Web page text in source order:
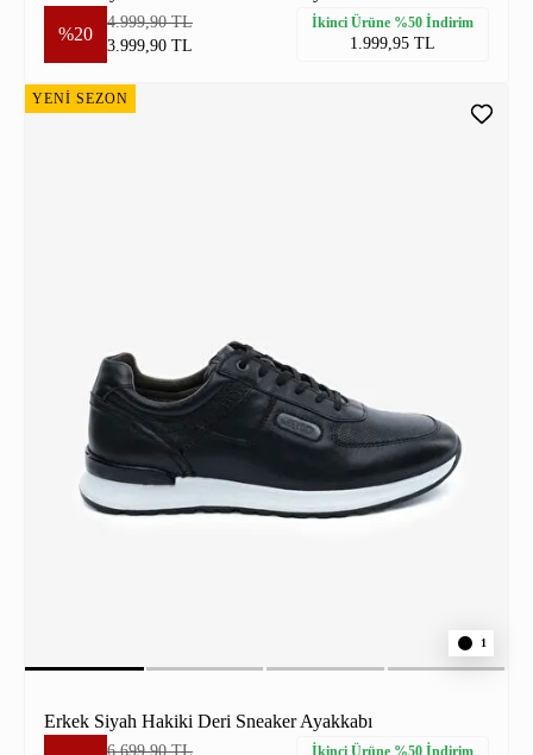
%20
4.999,90 TL
3.999,90 TL
İkinci Ürüne %50 İndirim
1.999,95 TL
YENİ SEZON
1
Erkek Siyah Hakiki Deri Sneaker Ayakkabı
6.699,90 TL
İkinci Ürüne %50 İndirim